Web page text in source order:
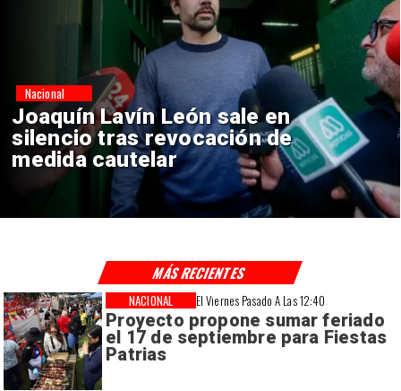
Chile y Venezuela formalizan
reinicio de relaciones
consulares
Nacional
El Viernes Pasado A Las 12:40
Proyecto propone sumar feriado
el 17 de septiembre para Fiestas
Patrias
NACIONAL
MÁS RECIENTES